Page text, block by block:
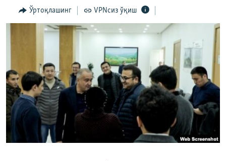
Озодлик бошқа тилларда
Ўртоқлашинг VPNсиз ўқиш